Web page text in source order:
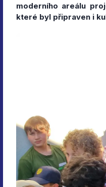
moderního areálu
které byl připraven i